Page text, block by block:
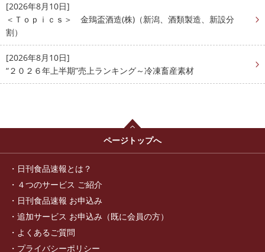
[2026年8月10日]
＜Ｔｏｐｉｃｓ＞ 金鵄盃酒造(株)（新潟、酒類製造、新設分
割）
[2026年8月10日]
“２０２６年上半期”売上ランキング～冷凍畜産素材
ページトップへ
日刊食品速報とは？
４つのサービス ご紹介
日刊食品速報 お申込み
追加サービス お申込み（既に会員の方）
よくあるご質問
プライバシーポリシー